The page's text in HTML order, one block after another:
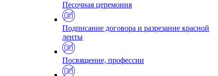
Песочная церемония
Подписание договора и разрезание красной
ленты
Посвящение, профессии